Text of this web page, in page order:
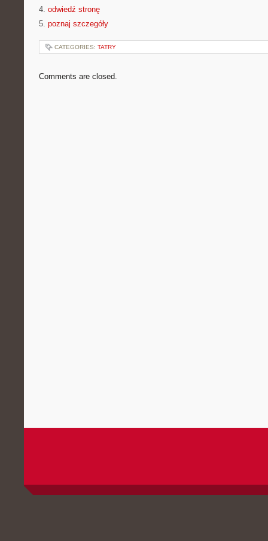
4. odwiedź stronę
5. poznaj szczegóły
CATEGORIES: TATRY
Comments are closed.